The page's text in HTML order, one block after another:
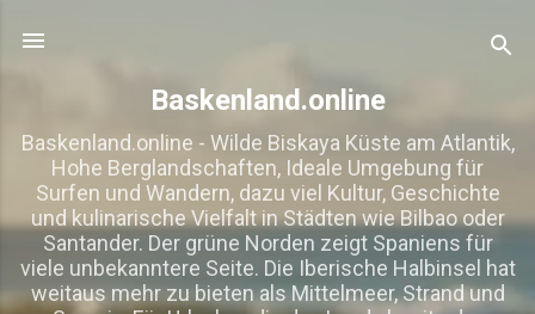
Baskenland.online
Baskenland.online - Wilde Biskaya Küste am Atlantik,
Hohe Berglandschaften, Ideale Umgebung für
Surfen und Wandern, dazu viel Kultur, Geschichte
und kulinarische Vielfalt in Städten wie Bilbao oder
Santander. Der grüne Norden zeigt Spaniens für
viele unbekanntere Seite. Die Iberische Halbinsel hat
weitaus mehr zu bieten als Mittelmeer, Strand und